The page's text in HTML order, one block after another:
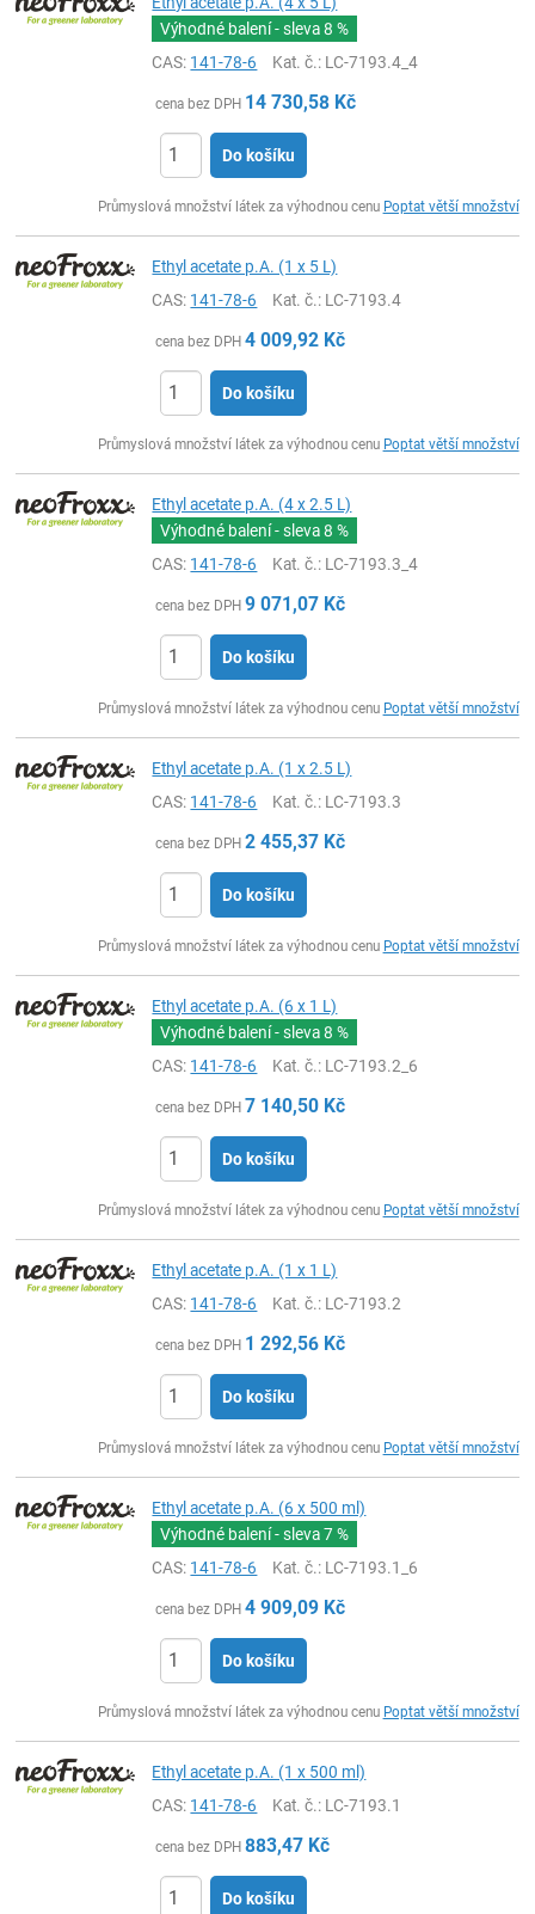
Výhodné balení - sleva8 %
CAS: 141-78-6 Kat. č.: LC-7193.4_4
cena bez DPH 14 730,58 Kč
Do košíku
Průmyslová množství látek za výhodnou cenu Poptat větší množství
Ethyl acetate p.A. (1 x 5 L)
CAS: 141-78-6 Kat. č.: LC-7193.4
cena bez DPH 4 009,92 Kč
Do košíku
Průmyslová množství látek za výhodnou cenu Poptat větší množství
Ethyl acetate p.A. (4 x 2.5 L)
Výhodné balení - sleva8 %
CAS: 141-78-6 Kat. č.: LC-7193.3_4
cena bez DPH 9 071,07 Kč
Do košíku
Průmyslová množství látek za výhodnou cenu Poptat větší množství
Ethyl acetate p.A. (1 x 2.5 L)
CAS: 141-78-6 Kat. č.: LC-7193.3
cena bez DPH 2 455,37 Kč
Do košíku
Průmyslová množství látek za výhodnou cenu Poptat větší množství
Ethyl acetate p.A. (6 x 1 L)
Výhodné balení - sleva8 %
CAS: 141-78-6 Kat. č.: LC-7193.2_6
cena bez DPH 7 140,50 Kč
Do košíku
Průmyslová množství látek za výhodnou cenu Poptat větší množství
Ethyl acetate p.A. (1 x 1 L)
CAS: 141-78-6 Kat. č.: LC-7193.2
cena bez DPH 1 292,56 Kč
Do košíku
Průmyslová množství látek za výhodnou cenu Poptat větší množství
Ethyl acetate p.A. (6 x 500 ml)
Výhodné balení - sleva7 %
CAS: 141-78-6 Kat. č.: LC-7193.1_6
cena bez DPH 4 909,09 Kč
Do košíku
Průmyslová množství látek za výhodnou cenu Poptat větší množství
Ethyl acetate p.A. (1 x 500 ml)
CAS: 141-78-6 Kat. č.: LC-7193.1
cena bez DPH 883,47 Kč
Do košíku